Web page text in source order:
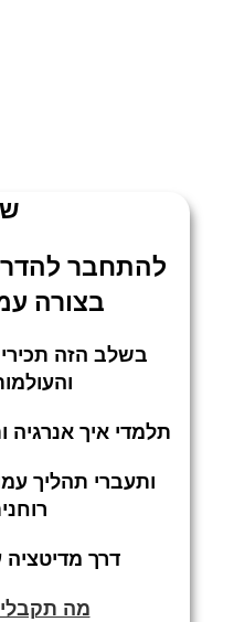
להתחבר
בצורה
בשלב הזה
תלמדי איך אנרגיה
ותעברי תהליך
דרך מדיטציה
מה